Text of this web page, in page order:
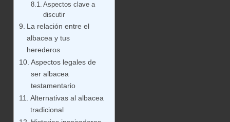
Aspectos clave a
discutir
La relación entre el
albacea y tus
herederos
Aspectos legales de
ser albacea
testamentario
Alternativas al albacea
tradicional